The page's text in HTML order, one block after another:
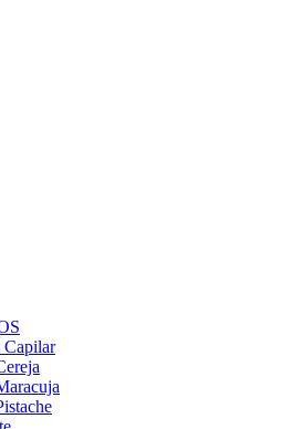
Capilar